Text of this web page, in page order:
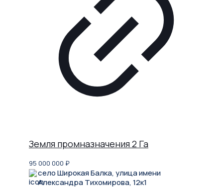
Земля промназначения 2 Га
95 000 000 ₽
село Широкая Балка, улица имени
Александра Тихомирова, 12к1